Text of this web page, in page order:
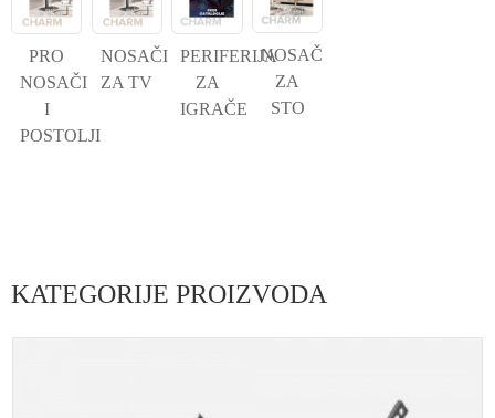
PRO
NOSAČI
I
POSTOLJI
NOSAČI
ZA TV
PERIFERIJA
ZA
IGRAČE
NOSAČ
ZA
STO
KATEGORIJE PROIZVODA